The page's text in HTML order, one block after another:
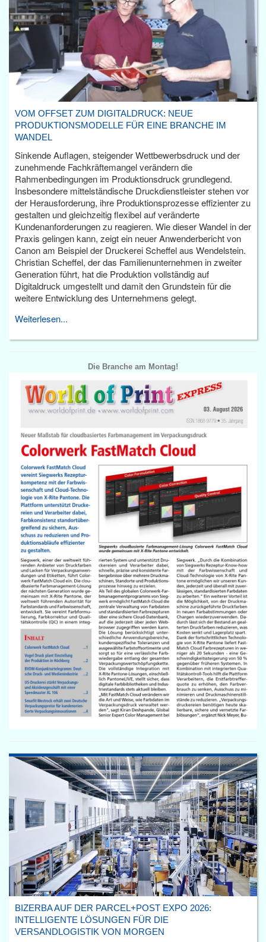
VOM OFFSET ZUM DIGITALDRUCK: NEUE
PRODUKTIONSMODELLE FÜR EINE BRANCHE IM
WANDEL
Sinkende Auflagen, steigender Wettbewerbsdruck und der
zunehmende Fachkräftemangel verändern die
Rahmenbedingungen im Produktionsdruck grundlegend.
Insbesondere mittelständische Druckdienstleister stehen vor
der Herausforderung, ihre Produktionsprozesse effizienter zu
gestalten und gleichzeitig flexibel auf veränderte
Kundenanforderungen zu reagieren. Wie dieser Wandel in der
Praxis gelingen kann, zeigt ein neuer Anwenderbericht von
Canon am Beispiel der Druckerei Scheffel aus Wendelstein.
Christian Scheffel, der das Familienunternehmen in zweiter
Generation führt, hat die Produktion vollständig auf
Digitaldruck umgestellt und damit den Grundstein für die
weitere Entwicklung des Unternehmens gelegt.
Weiterlesen...
Die Branche am Montag!
BIZERBA AUF DER PARCEL+POST EXPO 2026:
INTELLIGENTE LÖSUNGEN FÜR DIE
VERSANDLOGISTIK VON MORGEN